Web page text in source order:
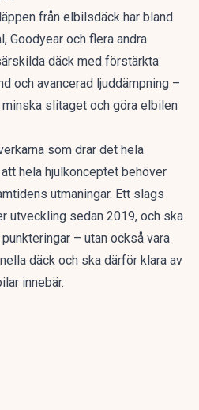
från elbilsdäck har bland
Goodyear och flera andra
däck med förstärkta
och avancerad ljuddämpning –
slitaget och göra elbilen
som drar det hela
hela hjulkonceptet behöver
utmaningar. Ett slags
utveckling sedan 2019, och ska
– utan också vara
däck och ska därför klara av
innebär.